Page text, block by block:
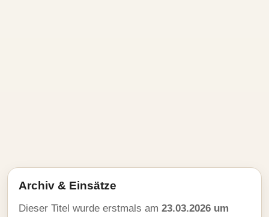
Archiv & Einsätze
Dieser Titel wurde erstmals am 23.03.2026 um